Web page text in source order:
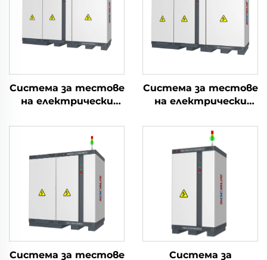
Система за тестове
на електрически
литиеви батерии
Система за тестове
на електрически
литиеви батерии
(1000V)
Система за тестове Система за